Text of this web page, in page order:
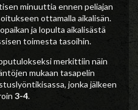
minuuttia ennen peliajan
ottamalla aikalisän.
ja lopulta aikalisästä
toimesta tasoihin.
merkittiin näin
mukaan tasapelin
jonka jälkeen
3-4.